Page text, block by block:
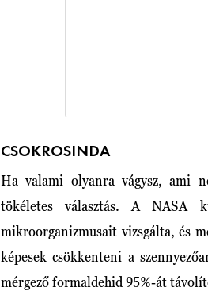
CSOKROSINDA
Ha valami olyanra vágysz, ami
tökéletes választás. A NASA
mikroorganizmusait vizsgálta, és
képesek csökkenteni a
mérgező formaldehid 95%-át